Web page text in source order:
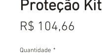
Proteção Kit
R$ 104,66
Quantidade *